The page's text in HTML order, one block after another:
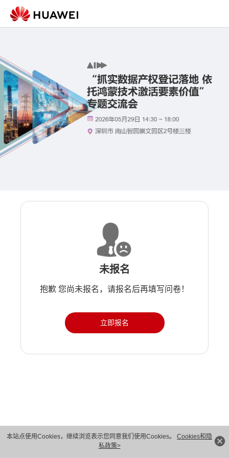
本站点使用Cookies，继续浏览表示您同意我们使用Cookies。 Cookies和隐
私政策>
未报名
抱歉 您尚未报名，请报名后再填写问卷！
立即报名
版权所有 © 华为技术有限公司 1998-2026。 保留一切权利。粤A2-20044005号
隐私保护
法律声明